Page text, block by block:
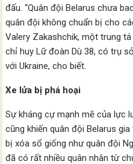
đấu. “Quân đội Belarus chưa
quân đội không chuẩn bị cho
Valery Zakashchik, một trung
chỉ huy Lữ đoàn Dù 38, có trụ
với Ukraine, cho biết.
Xe lửa bị phá hoại
Sự kháng cự mạnh mẽ của lực
cũng khiến quân đội Belarus
bị xóa sổ giống như quân đội
đã có rất nhiều quân nhân từ